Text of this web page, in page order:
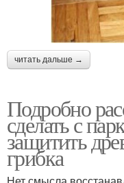
читать дальше →
Подробно
сделать с
защитить
грибка